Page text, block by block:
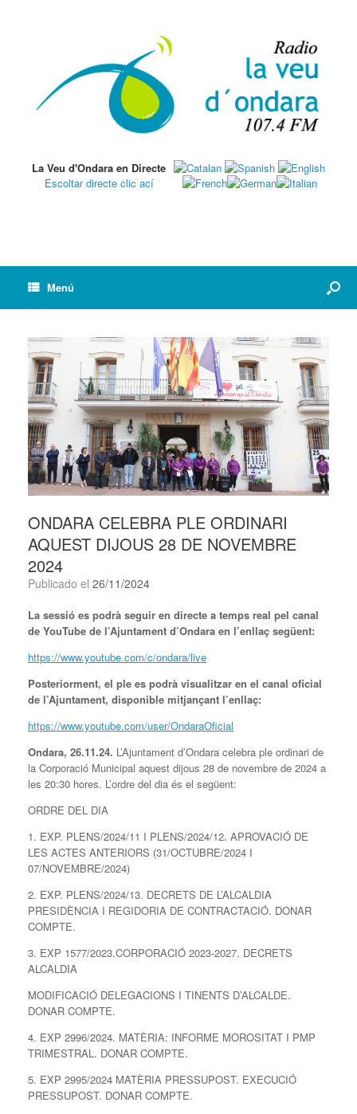
La Veu d'Ondara en Directe
Escoltar directe clic ací
Menú
ONDARA CELEBRA PLE ORDINARI
AQUEST DIJOUS 28 DE NOVEMBRE
2024
Publicado el 26/11/2024
La sessió es podrà seguir en directe a temps real pel canal
de YouTube de l’Ajuntament d’Ondara en l’enllaç següent:
https://www.youtube.com/c/ondara/live
Posteriorment, el ple es podrà visualitzar en el canal oficial
de l’Ajuntament, disponible mitjançant l’enllaç:
https://www.youtube.com/user/OndaraOficial
Ondara, 26.11.24. L’Ajuntament d’Ondara celebra ple ordinari de
la Corporació Municipal aquest dijous 28 de novembre de 2024 a
les 20:30 hores. L’ordre del dia és el següent:
ORDRE DEL DIA
1. EXP. PLENS/2024/11 I PLENS/2024/12. APROVACIÓ DE
LES ACTES ANTERIORS (31/OCTUBRE/2024 I
07/NOVEMBRE/2024)
2. EXP. PLENS/2024/13. DECRETS DE L’ALCALDIA
PRESIDÈNCIA I REGIDORIA DE CONTRACTACIÓ. DONAR
COMPTE.
3. EXP 1577/2023.CORPORACIÓ 2023-2027. DECRETS
ALCALDIA
MODIFICACIÓ DELEGACIONS I TINENTS D’ALCALDE.
DONAR COMPTE.
4. EXP 2996/2024. MATÈRIA: INFORME MOROSITAT I PMP
TRIMESTRAL. DONAR COMPTE.
5. EXP 2995/2024 MATÈRIA PRESSUPOST. EXECUCIÓ
PRESSUPOST. DONAR COMPTE.